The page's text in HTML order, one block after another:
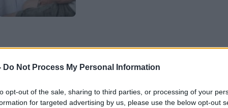
Do Not Process My Personal Information
opt-out of the sale, sharing to third parties, or processing of your
for targeted advertising by us, please use the below opt-out
τομείς όπως η υγεία
υποστήριξη του ανοσοποιητικού,